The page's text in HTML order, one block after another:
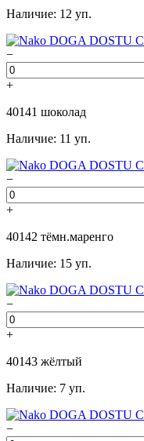
Наличие: 12 уп.
−
+
40141 шоколад
Наличие: 11 уп.
−
+
40142 тёмн.маренго
Наличие: 15 уп.
−
+
40143 жёлтый
Наличие: 7 уп.
−